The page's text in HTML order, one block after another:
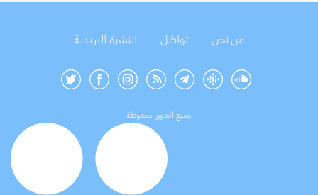
من نحن تَواصُل النشرة البريدية
جميع الحقوق محفوظة